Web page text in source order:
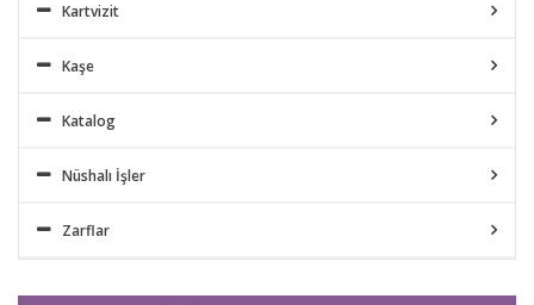
Kartvizit
Kaşe
Katalog
Nüshalı İşler
Zarflar